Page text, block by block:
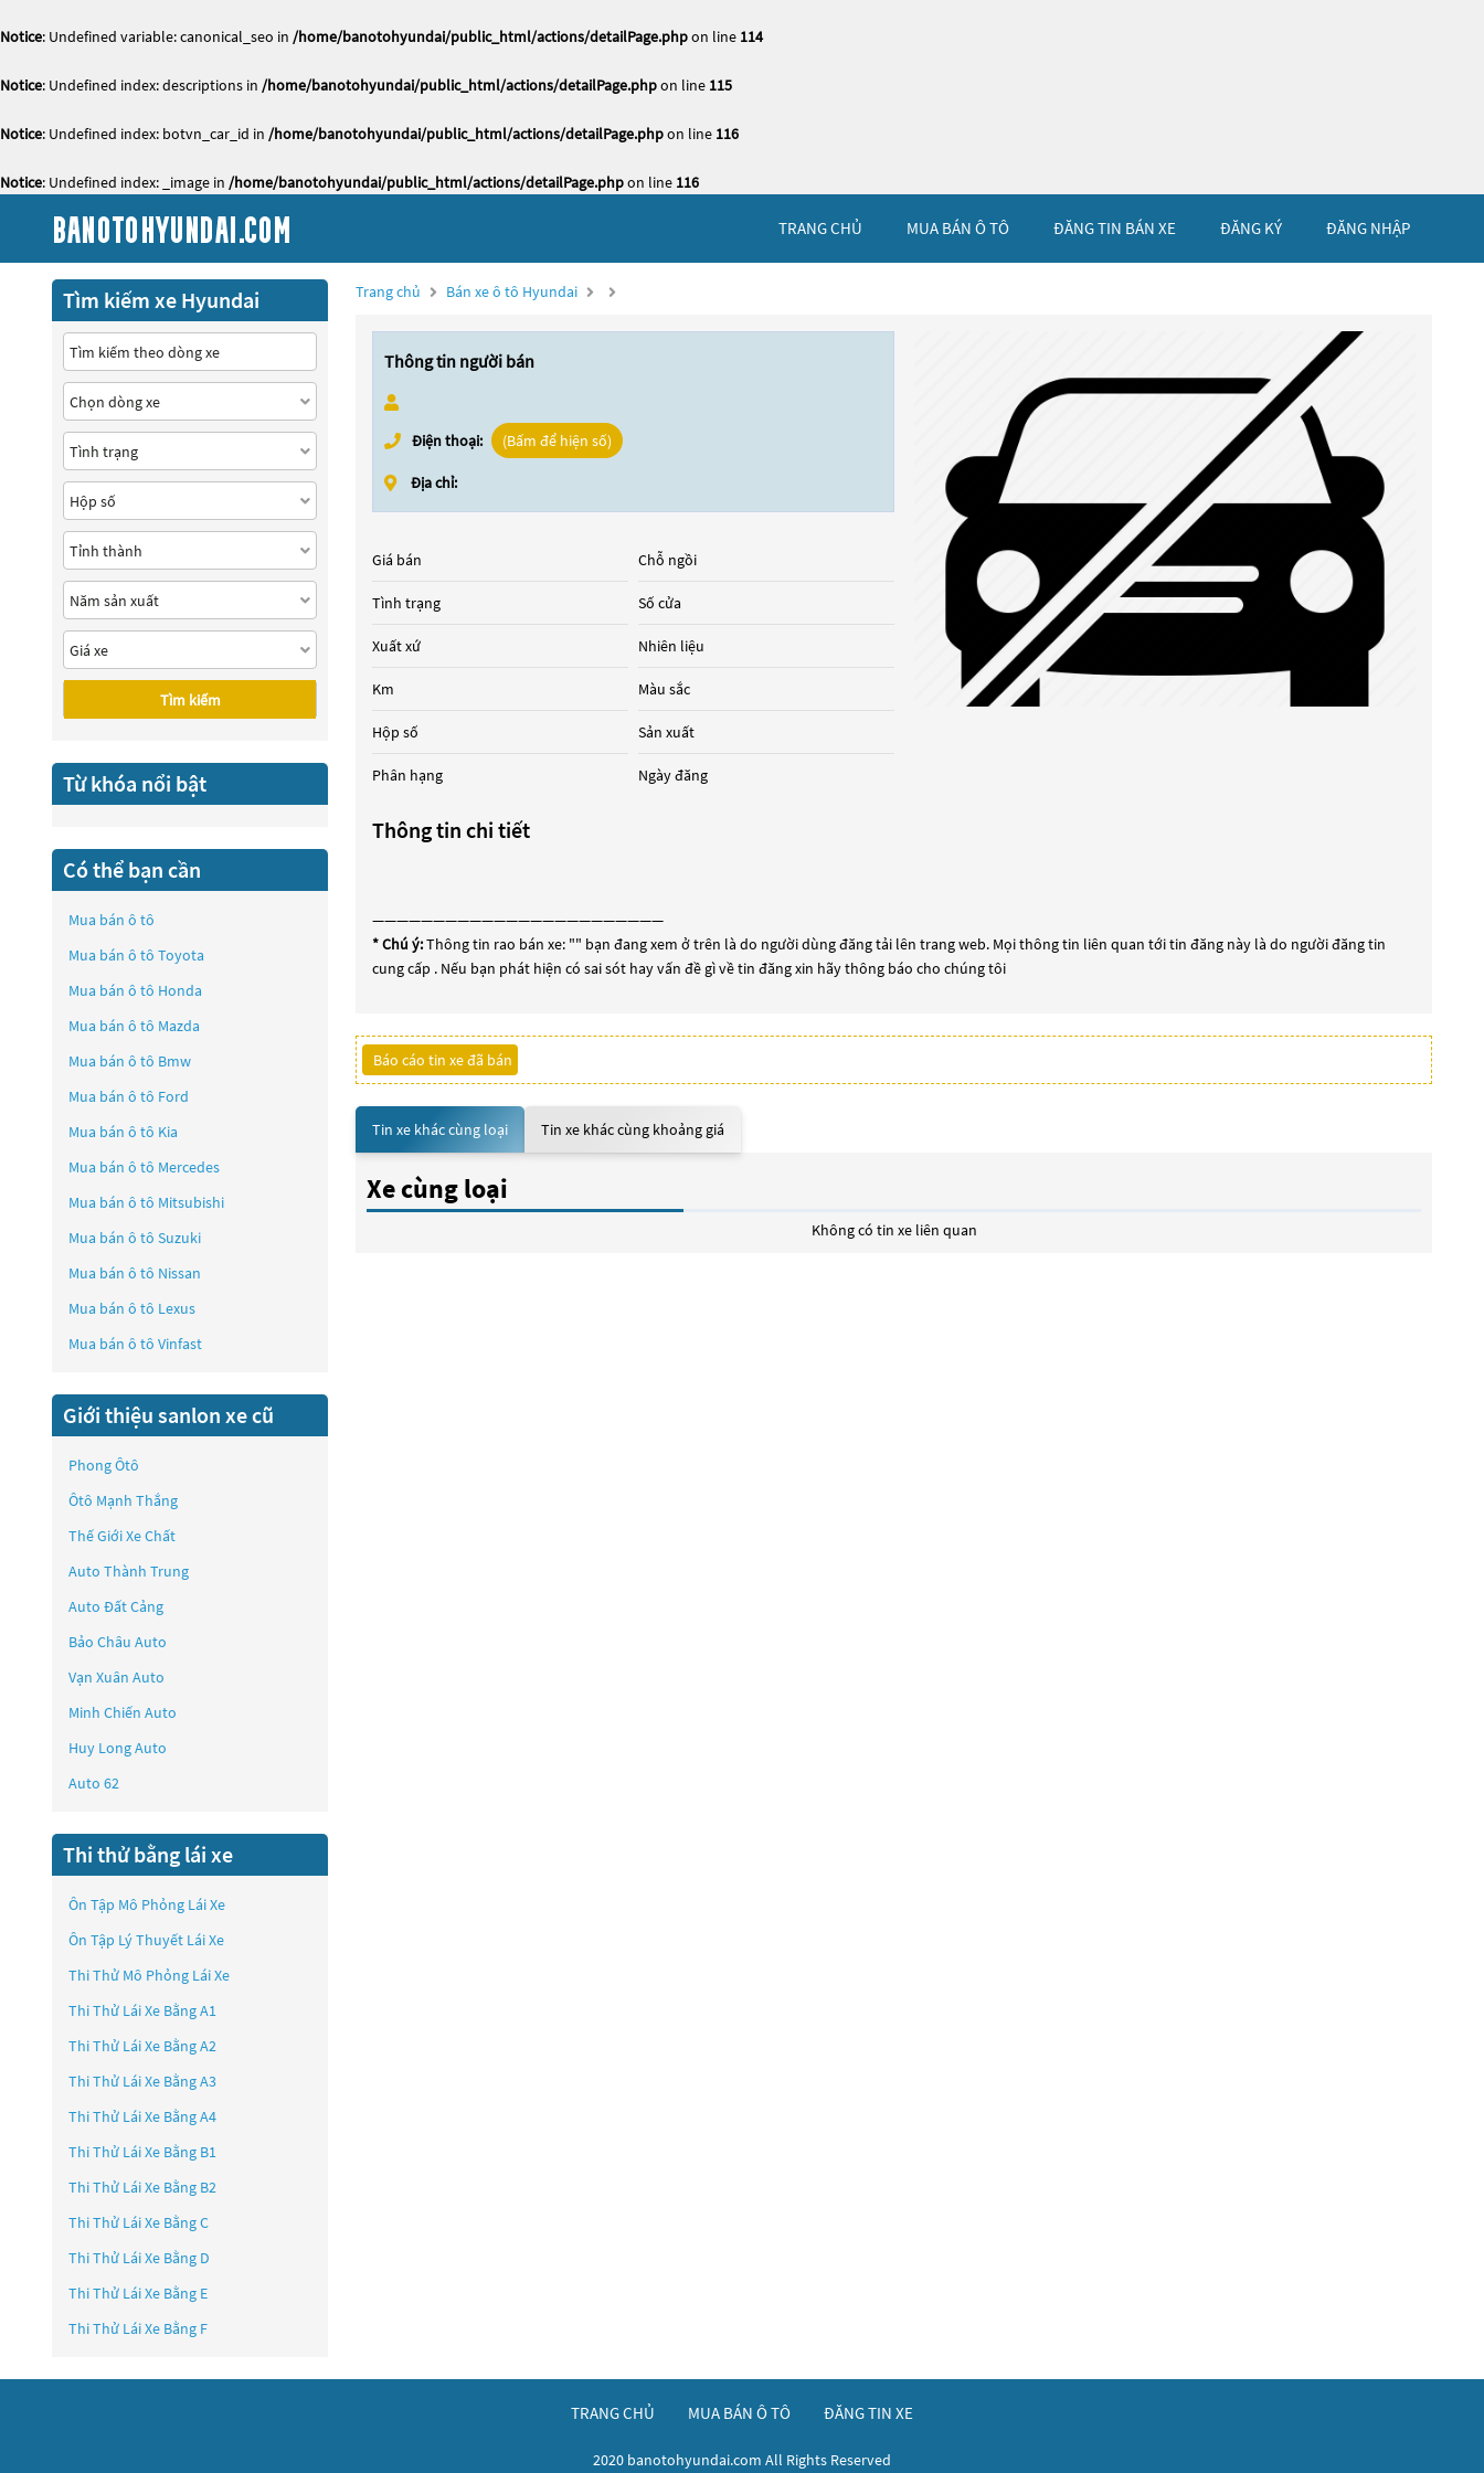
Notice: Undefined variable: canonical_seo in /home/banotohyundai/public_html/actions/detailPage.phpon line 114
Notice: Undefined index: descriptions in /home/banotohyundai/public_html/actions/detailPage.phpon line 115
Notice: Undefined index: botvn_car_id in /home/banotohyundai/public_html/actions/detailPage.phpon line 116
Notice: Undefined index: _image in /home/banotohyundai/public_html/actions/detailPage.phpon line 116
TRANG CHỦ MUA BÁN Ô TÔ ĐĂNG TIN BÁN XE ĐĂNG KÝ ĐĂNG NHẬP
Trang chủ Bán xe ô tô Hyundai
Thông tin người bán
Điện thoại: (Bấm để hiện số)
Địa chỉ:
Giá bán
Tình trạng
Xuất xứ
Km
Hộp số
Phân hạng
Chỗ ngồi
Số cửa
Nhiên liệu
Màu sắc
Sản xuất
Ngày đăng
Thông tin chi tiết
————————————————————————
* Chú ý:Thông tin rao bán xe: "" bạn đang xem ở trên là do người dùng đăng tải lên trang web. Mọi thông tin liên quan tới tin đăng này là do người đăng tin
cung cấp . Nếu bạn phát hiện có sai sót hay vấn đề gì về tin đăng xin hãy thông báo cho chúng tôi
Báo cáo tin xe đã bán
Tin xe khác cùng loại Tin xe khác cùng khoảng giá
Xe cùng loại
Không có tin xe liên quan
Tìm kiếm xe Hyundai
Tìm kiếm
Từ khóa nổi bật
Có thể bạn cần
Mua bán ô tô
Mua bán ô tô Toyota
Mua bán ô tô Honda
Mua bán ô tô Mazda
Mua bán ô tô Bmw
Mua bán ô tô Ford
Mua bán ô tô Kia
Mua bán ô tô Mercedes
Mua bán ô tô Mitsubishi
Mua bán ô tô Suzuki
Mua bán ô tô Nissan
Mua bán ô tô Lexus
Mua bán ô tô Vinfast
Giới thiệu sanlon xe cũ
Phong Ôtô
Ôtô Mạnh Thắng
Thế Giới Xe Chất
Auto Thành Trung
Auto Đất Cảng
Bảo Châu Auto
Vạn Xuân Auto
Minh Chiến Auto
Huy Long Auto
Auto 62
Thi thử bằng lái xe
Ôn Tập Mô Phỏng Lái Xe
Ôn Tập Lý Thuyết Lái Xe
Thi Thử Mô Phỏng Lái Xe
Thi Thử Lái Xe Bằng A1
Thi Thử Lái Xe Bằng A2
Thi Thử Lái Xe Bằng A3
Thi Thử Lái Xe Bằng A4
Thi Thử Lái Xe Bằng B1
Thi Thử Lái Xe Bằng B2
Thi Thử Lái Xe Bằng C
Thi Thử Lái Xe Bằng D
Thi Thử Lái Xe Bằng E
Thi Thử Lái Xe Bằng F
TRANG CHỦ MUA BÁN Ô TÔ ĐĂNG TIN XE
2020 banotohyundai.com All Rights Reserved